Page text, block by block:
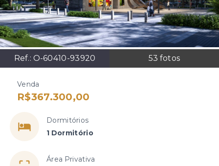
Ref.: O-60410-93920 53 fotos
Venda
R$367.300,00
Dormitórios
1 Dormitório
Área Privativa